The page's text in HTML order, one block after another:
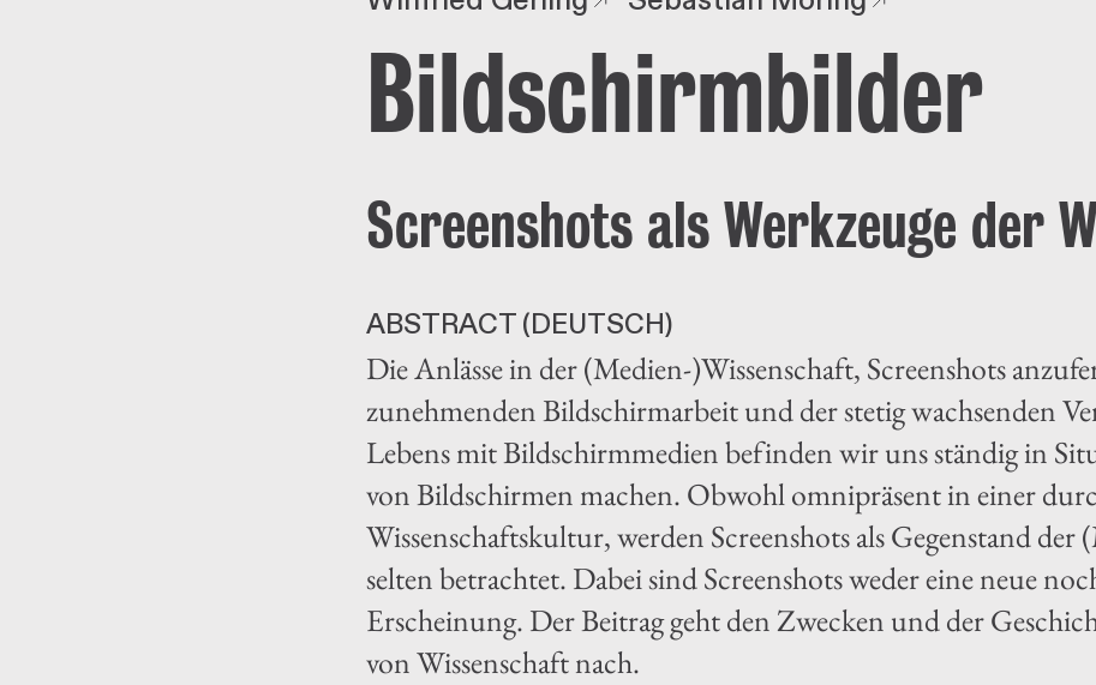
Bildschirmbilder
Screenshots als Werkzeuge der
ABSTRACT (DEUTSCH)
Die Anlässe in der (Medien-)Wissenschaft, Screenshots
zunehmenden Bildschirmarbeit und der stetig wachsenden
Lebens mit Bildschirmmedien befinden wir uns ständig in
von Bildschirmen machen. Obwohl omnipräsent in einer
Wissenschaftskultur, werden Screenshots als Gegenstand der
selten betrachtet. Dabei sind Screenshots weder eine neue
Erscheinung. Der Beitrag geht den Zwecken und der
von Wissenschaft nach.